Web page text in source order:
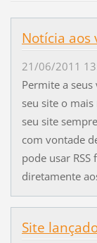
Notícia aos
21/06/2011
Permite a
seu site o
seu site
com vontade
pode usar
diretamente
Site